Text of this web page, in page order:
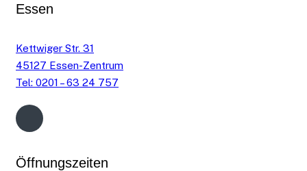
Essen
Kettwiger Str. 31
45127 Essen-Zentrum
Tel: 0201 – 63 24 757
Öffnungszeiten